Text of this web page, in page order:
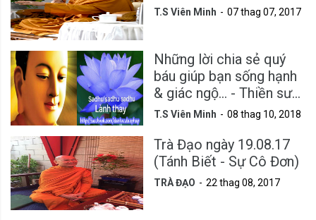
T.S Viên Minh 07 thag 07, 2017
Những lời chia sẻ quý
báu giúp bạn sống hạnh
& giác ngộ... - Thiền sư
Viên Minh
T.S Viên Minh 08 thag 10, 2018
Trà Đạo ngày 19.08.17
(Tánh Biết - Sự Cô Đơn)
TRÀ ĐẠO 22 thag 08, 2017